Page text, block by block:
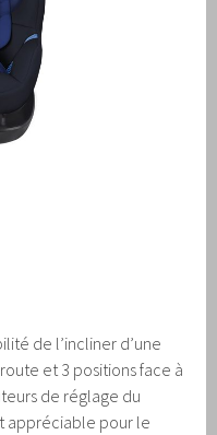
de l’incliner d’une
et 3 positions face à
de réglage du
appréciable pour le